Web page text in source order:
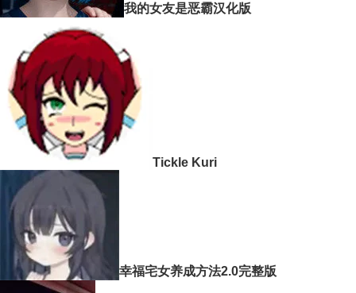
我的女友是恶霸汉化版
Tickle Kuri
幸福宅女养成方法2.0完整版